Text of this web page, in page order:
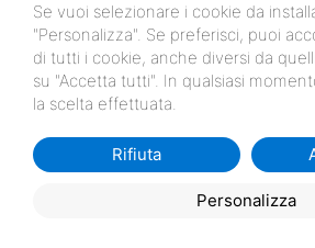
Se vuoi selezionare i cookie da
"Personalizza". Se preferisci, puoi
di tutti i cookie, anche diversi da
su "Accetta tutti". In qualsiasi
la scelta effettuata.
Personalizza
Rifiuta